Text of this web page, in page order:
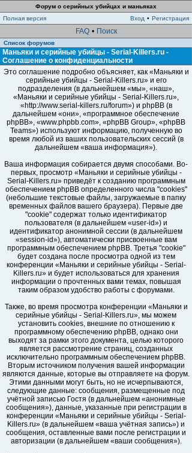
Форум о серийных убийцах и маньяках
Полная версия
Вход • Регистрация
FAQ • Поиск
Список форумов
Маньяки и серийные убийцы - Serial-Killers.ru -
Соглашение о конфиденциальности
Это соглашение подробно объясняет, как «Маньяки и
серийные убийцы - Serial-Killers.ru» и его
подразделения (в дальнейшем «мы», «наш»,
«Маньяки и серийные убийцы - Serial-Killers.ru»,
«http://www.serial-killers.ru/forum») и phpBB (в
дальнейшем «они», «программное обеспечение
phpBB», «www.phpbb.com», «phpBB Group», «phpBB
Teams») используют информацию, полученную во
время любой из ваших пользовательских сессий (в
дальнейшем «ваша информация»).
Ваша информация собирается двумя способами. Во-
первых, просмотр «Маньяки и серийные убийцы -
Serial-Killers.ru» приведёт к созданию программным
обеспечением phpBB определенного числа "cookies"
(небольшие текстовые файлы, загружаемые в папку
временных файлов вашего браузера). Первые две
"cookie" содержат только идентификатор
пользователя (в дальнейшем «user-id») и
идентификатор анонимной сессии (в дальнейшем
«session-id»), автоматически присвоенные вам
программным обеспечением phpBB. Третья "cookie"
будет создана после просмотра одной из тем
конференции «Маньяки и серийные убийцы - Serial-
Killers.ru» и будет использоваться для хранения
информации о прочтенных вами темах, повышая
таким образом удобство работы с форумами.
Также, во время просмотра конференции «Маньяки и
серийные убийцы - Serial-Killers.ru», мы можем
установить cookies, внешние по отношению к
программному обеспечению phpBB, однако они
выходят за рамки этого документа, целью которого
является рассмотрение страниц, созданных
исключительно программным обеспечением phpBB.
Вторым источником получения вашей информации
являются данные, которые вы отправляете на форум.
Этими данными могут быть, но не исчерпываются,
следующие данные: сообщения, размещенные под
учётной записью Гостя (в дальнейшем «анонимные
сообщения»), данные, указанные при регистрации в
конференции «Маньяки и серийные убийцы - Serial-
Killers.ru» (в дальнейшем «ваша учётная запись») и
сообщения, оставленные вами после регистрации и
авторизации (в дальнейшем «ваши сообщения»).